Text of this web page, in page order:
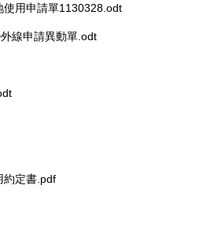
使用申請單1130328.odt
線申請異動單.odt
約定書.pdf